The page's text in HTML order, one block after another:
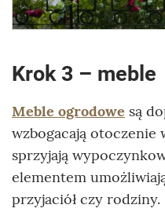
Krok 3 – meble
Meble ogrodowe są
wzbogacają otoczenie
sprzyjają
elementem
przyjaciół czy rodziny.